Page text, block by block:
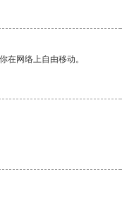
在网络上自由移动。